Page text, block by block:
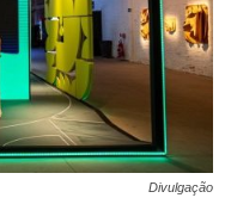
Divulgação